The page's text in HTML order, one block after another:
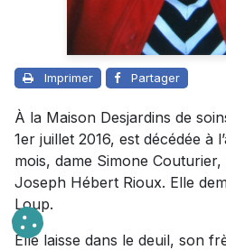
Imprimer Partager
À la Maison Desjardins de
1er juillet 2016, est décédée à
mois, dame Simone
Joseph Hébert Rioux. Elle
Loup.
Elle laisse dans le deuil, son